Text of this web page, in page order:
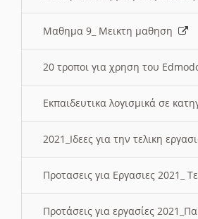
Μαθημα 9_ Μεικτη μαθηση
20 τροποι για χρηση του
Εκπαιδευτικα λογισμικά σε
2021_Ιδεες για την τελικη
Προτασεις για Εργασιες 2021_
Προτάσεις για εργασίες